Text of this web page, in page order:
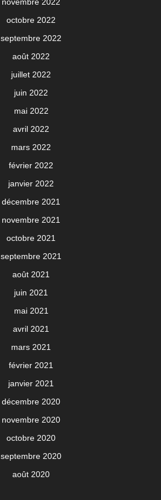
octobre 2022
septembre 2022
août 2022
juillet 2022
juin 2022
mai 2022
avril 2022
mars 2022
février 2022
janvier 2022
décembre 2021
novembre 2021
octobre 2021
septembre 2021
août 2021
juin 2021
mai 2021
avril 2021
mars 2021
février 2021
janvier 2021
décembre 2020
novembre 2020
octobre 2020
septembre 2020
août 2020